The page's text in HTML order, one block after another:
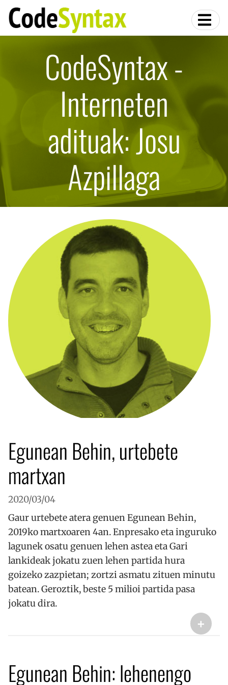
CodeSyntax -
Interneten
adituak: Josu
Azpillaga
Egunean Behin, urtebete
martxan
2020/03/04
Gaur urtebete atera genuen Egunean Behin,
2019ko martxoaren 4an. Enpresako eta inguruko
lagunek osatu genuen lehen astea eta Gari
lankideak jokatu zuen lehen partida hura
goizeko zazpietan; zortzi asmatu zituen minutu
batean. Geroztik, beste 5 milioi partida pasa
jokatu dira.
+
Egunean Behin: lehenengo